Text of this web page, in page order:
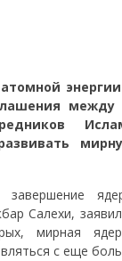
Салехи,
мирная
с еще